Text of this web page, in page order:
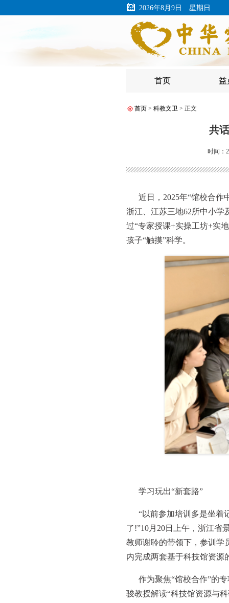
2026年8月9日 星期日
首页 益
首页> 科教文卫> 正文
共
时间：
近日，2025年“馆校合
浙江、江苏三地62所中小学
过“专家授课+实操工坊+实
孩子“触摸”科学。
学习玩出“新套路”
“以前参加培训多是坐着
了!”10月20日上午，浙江省
教师谢聆的带领下，参训
内完成两套基于科技馆资源
作为聚焦“馆校合作”的
骏教授解读“科技馆资源与